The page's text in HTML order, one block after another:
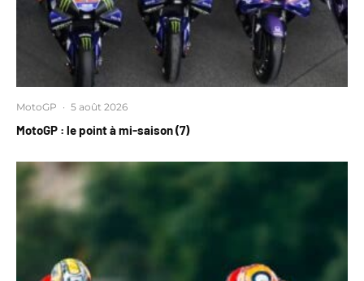
MotoGP · 5 août 2026
MotoGP : le point à mi-saison (7)